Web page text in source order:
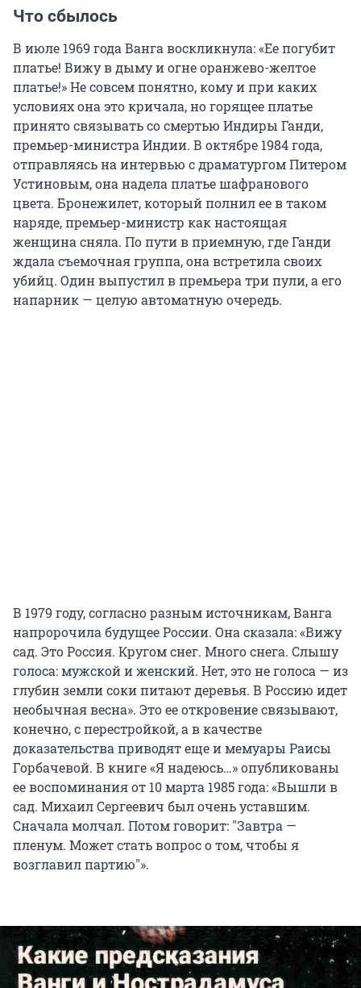
Что сбылось
В июле 1969 года Ванга воскликнула: «Ее погубит
платье! Вижу в дыму и огне оранжево-желтое
платье!» Не совсем понятно, кому и при каких
условиях она это кричала, но горящее платье
принято связывать со смертью Индиры Ганди,
премьер-министра Индии. В октябре 1984 года,
отправляясь на интервью с драматургом Питером
Устиновым, она надела платье шафранового
цвета. Бронежилет, который полнил ее в таком
наряде, премьер-министр как настоящая
женщина сняла. По пути в приемную, где Ганди
ждала съемочная группа, она встретила своих
убийц. Один выпустил в премьера три пули, а его
напарник — целую автоматную очередь.
В 1979 году, согласно разным источникам, Ванга
напророчила будущее России. Она сказала: «Вижу
сад. Это Россия. Кругом снег. Много снега. Слышу
голоса: мужской и женский. Нет, это не голоса — из
глубин земли соки питают деревья. В Россию идет
необычная весна». Это ее откровение связывают,
конечно, с перестройкой, а в качестве
доказательства приводят еще и мемуары Раисы
Горбачевой. В книге «Я надеюсь…» опубликованы
ее воспоминания от 10 марта 1985 года: «Вышли в
сад. Михаил Сергеевич был очень уставшим.
Сначала молчал. Потом говорит: "Завтра —
пленум. Может стать вопрос о том, чтобы я
возглавил партию"».